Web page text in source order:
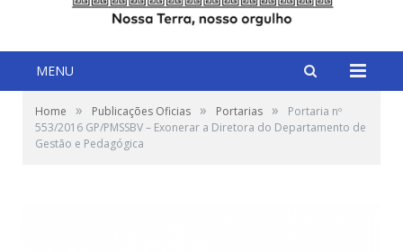
MENU
Home » Publicações Oficias » Portarias »
Portaria nº
553/2016 GP/PMSSBV – Exonerar a Diretora do Departamento de
Gestão e Pedagógica